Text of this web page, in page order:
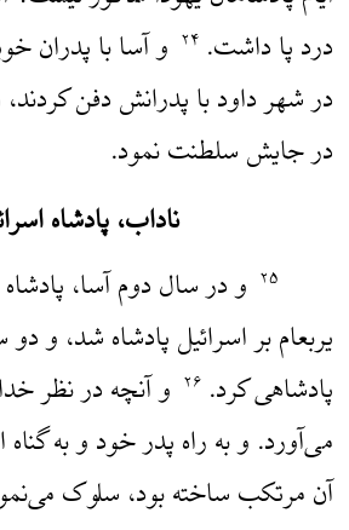
درد پا داشت. ۲۴ و آسا با پدران
در شهر داود با پدرانش دفن
در جایش سلطنت نمود.
ناداب، پادشاه
۲۵ و در سال دوم آسا،
یربعام بر اسرائیل پادشاه شد، و
پادشاهی کرد. ۲۶ و آنچه در نظر
می‌آورد. و به راه پدر خود و به گناه
آن مرتکب ساخته بود، سلوک